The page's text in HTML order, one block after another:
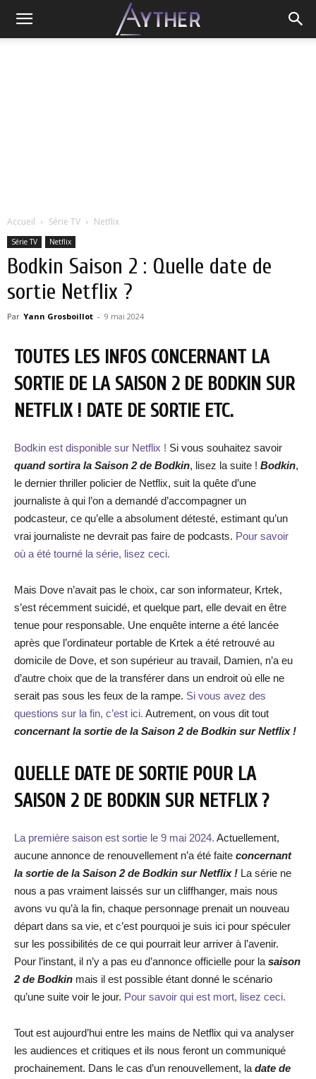
Accueil Série TV Netflix
Série TV Netflix
Bodkin Saison 2 : Quelle date de
sortie Netflix ?
Par Yann Grosboillot - 9 mai 2024
TOUTES LES INFOS CONCERNANT LA
SORTIE DE LA SAISON 2 DE BODKIN SUR
NETFLIX ! DATE DE SORTIE ETC.
Bodkin est disponible sur Netflix ! Si vous souhaitez savoir
quand sortira la Saison 2 de Bodkin, lisez la suite ! Bodkin,
le dernier thriller policier de Netflix, suit la quête d’une
journaliste à qui l’on a demandé d’accompagner un
podcasteur, ce qu’elle a absolument détesté, estimant qu’un
vrai journaliste ne devrait pas faire de podcasts. Pour savoir
où a été tourné la série, lisez ceci.
Mais Dove n’avait pas le choix, car son informateur, Krtek,
s’est récemment suicidé, et quelque part, elle devait en être
tenue pour responsable. Une enquête interne a été lancée
après que l’ordinateur portable de Krtek a été retrouvé au
domicile de Dove, et son supérieur au travail, Damien, n’a eu
d’autre choix que de la transférer dans un endroit où elle ne
serait pas sous les feux de la rampe. Si vous avez des
questions sur la fin, c’est ici. Autrement, on vous dit tout
concernant la sortie de la Saison 2 de Bodkin sur Netflix !
QUELLE DATE DE SORTIE POUR LA
SAISON 2 DE BODKIN SUR NETFLIX ?
La première saison est sortie le 9 mai 2024. Actuellement,
aucune annonce de renouvellement n’a été faite concernant
la sortie de la Saison 2 de Bodkin sur Netflix ! La série ne
nous a pas vraiment laissés sur un cliffhanger, mais nous
avons vu qu’à la fin, chaque personnage prenait un nouveau
départ dans sa vie, et c’est pourquoi je suis ici pour spéculer
sur les possibilités de ce qui pourrait leur arriver à l’avenir.
Pour l’instant, il n’y a pas eu d’annonce officielle pour la saison
2 de Bodkin mais il est possible étant donné le scénario
qu’une suite voir le jour. Pour savoir qui est mort, lisez ceci.
Tout est aujourd’hui entre les mains de Netflix qui va analyser
les audiences et critiques et ils nous feront un communiqué
prochainement. Dans le cas d’un renouvellement, la date de